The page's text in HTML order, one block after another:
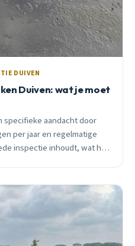
DUIVEN
Duiven: wat je moet
specifieke aandacht door
per jaar en regelmatige
inspectie inhoudt, wat het